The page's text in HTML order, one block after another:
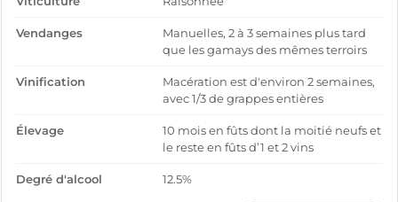
Vendanges
Manuelles, 2 à 3 semaines plus tard
que les gamays des mêmes terroirs
Vinification
Macération est d'environ 2 semaines,
avec 1/3 de grappes entières
Élevage
10 mois en fûts dont la moitié neufs et
le reste en fûts d’1 et 2 vins
Degré d'alcool 12.5%